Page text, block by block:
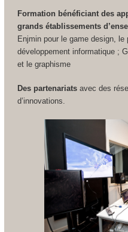
Formation bénéficiant des
grands établissements
Enjmin pour le game design,
développement informatique ;
et le graphisme
Des partenariatsavec des
d’innovations.